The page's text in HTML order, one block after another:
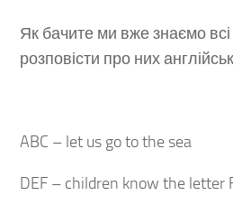
Як бачите ми вже знаємо
розповісти про них
ABC – let us go to the sea
DEF – children know the letter